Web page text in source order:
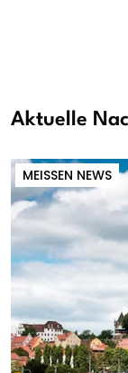
Aktuelle
MEISSEN NEWS